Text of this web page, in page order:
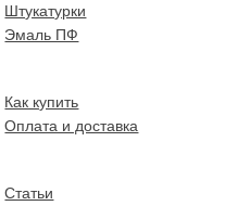
Штукатурки
Эмаль ПФ
Как купить
Оплата и доставка
Статьи